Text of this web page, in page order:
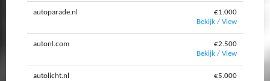
autoparade.nl
€1.000
Bekijk / View
autonl.com
€2.500
Bekijk / View
autolicht.nl
€5.000